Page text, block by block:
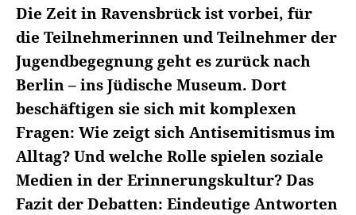
Die Zeit in Ravensbrück ist vorbei, für
die Teilnehmerinnen und Teilnehmer der
Jugendbegegnung geht es zurück nach
Berlin – ins Jüdische Museum. Dort
beschäftigen sie sich mit komplexen
Fragen: Wie zeigt sich Antisemitismus im
Alltag? Und welche Rolle spielen soziale
Medien in der Erinnerungskultur? Das
Fazit der Debatten: Eindeutige Antworten